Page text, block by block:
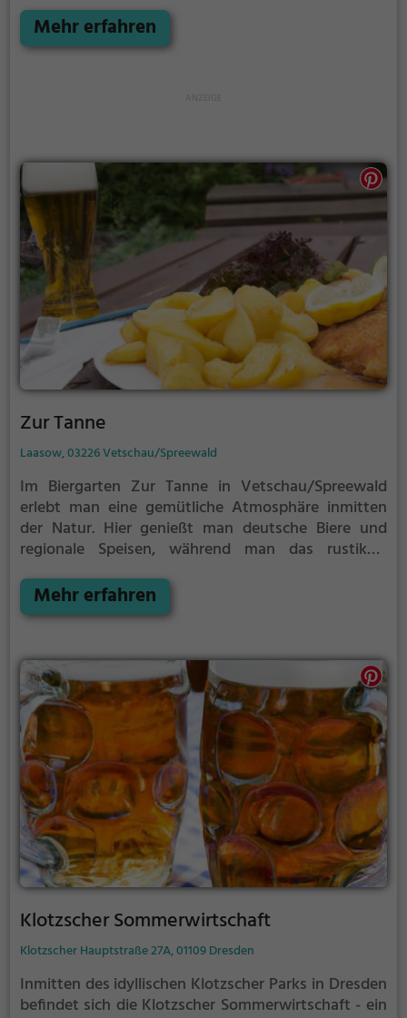
Kuchen sowie eine Auswahl an
Frühstücksangeboten. Tauche ein in das rustikale
Mehr erfahren
Zur Tanne
Laasow, 03226 Vetschau/Spreewald
Im Biergarten Zur Tanne in Vetschau/Spreewald
erlebt man eine gemütliche Atmosphäre inmitten
der Natur. Hier genießt man deutsche Biere und
regionale Speisen, während man das rustikale
Familie oder mit Freunden, hier findet man das
passende Getränk und die passende Speise. Ein
Landleben zu genießen.
Mehr erfahren
Klotzscher Sommerwirtschaft
Klotzscher Hauptstraße 27A, 01109 Dresden
Inmitten des idyllischen Klotzscher Parks in Dresden
befindet sich die Klotzscher Sommerwirtschaft - ein